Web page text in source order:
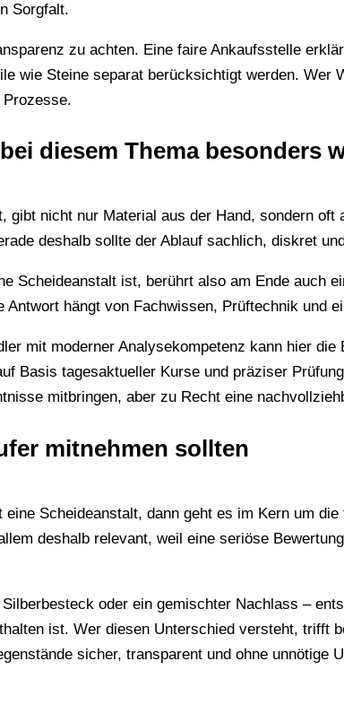
Sorgfalt.
zu achten. Eine faire Ankaufsstelle
wie Steine separat berücksichtigt werden.
diesem Thema besonders
gibt nicht nur Material aus der Hand, sondern
deshalb sollte der Ablauf sachlich, diskret
Scheideanstalt ist, berührt also am Ende auch
Antwort hängt von Fachwissen, Prüftechnik und
mit moderner Analysekompetenz kann hier
Basis tagesaktueller Kurse und präziser
mitbringen, aber zu Recht eine
mitnehmen sollten
Scheideanstalt, dann geht es im Kern um
deshalb relevant, weil eine seriöse
oder ein gemischter Nachlass –
ist. Wer diesen Unterschied versteht, trifft
sicher, transparent und ohne unnötige